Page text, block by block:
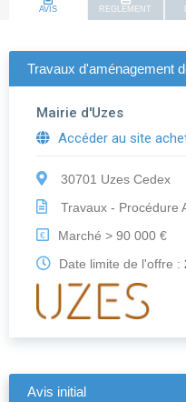
AVIS REGLEMENT
Travaux d'aménagement
Mairie d'Uzes
Accéder au site
30701 Uzes Cedex
Travaux - Procédure
€
Marché > 90 000 €
Date limite de l'offre :
Avis initial